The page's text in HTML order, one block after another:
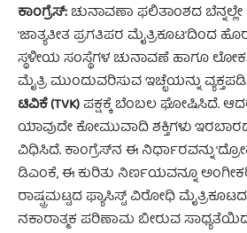
ಕಾಂಗ್ರೆಸ್:ಚುನಾವಣಾ ಫಲಿತಾಂಶದ ಬೆನ್ನಲ್ಲೇ
‘ಜಾತ್ಯತೀತ ಪ್ರಗತಿಪರ ಮೈತ್ರಿಕೂಟ’ದಿಂದ
ಸ್ಥಳೀಯ ಸಂಸ್ಥೆಗಳ ಚುನಾವಣೆ ಹಾಗೂ
ಮೈತ್ರಿ ಮುಂದುವರಿಸುವ ಇಚ್ಛೆಯನ್ನು
ಟಿವಿಕೆ (TVK)ಪಕ್ಷಕ್ಕೆ ಬೆಂಬಲ ಘೋಷಿಸಿದೆ.
ಯಾವುದೇ ಕೋಮುವಾದಿ ಶಕ್ತಿಗಳು
ವಿಧಿಸಿದೆ. ಕಾಂಗ್ರೆಸ್‌ನ ಈ ನಿರ್ಧಾರವನ್ನು
ಡಿಎಂಕೆ, ಈ ಕುರಿತು ನಿರ್ಣಯವನ್ನೂ
ರಾಷ್ಟ್ರಮಟ್ಟದ ಫ್ಯಾಸಿಸ್ಟ್ ವಿರೋಧಿ
ನಕಾರಾತ್ಮಕ ಪರಿಣಾಮ ಬೀರುವ